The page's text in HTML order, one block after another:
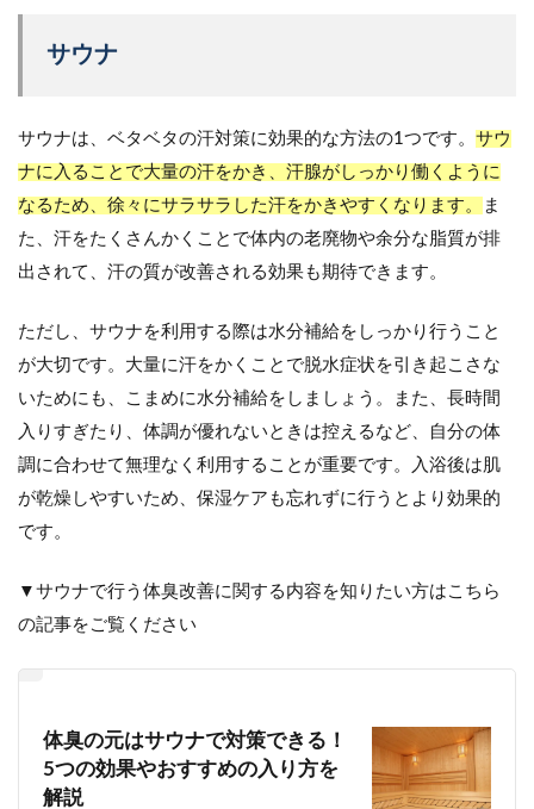
サウナ
サウナは、ベタベタの汗対策に効果的な方法の1つです。 サウ
ナに入ることで大量の汗をかき、汗腺がしっかり働くように
なるため、徐々にサラサラした汗をかきやすくなります。
ま
た、汗をたくさんかくことで体内の老廃物や余分な脂質が排
出されて、汗の質が改善される効果も期待できます。
ただし、サウナを利用する際は水分補給をしっかり行うこと
が大切です。大量に汗をかくことで脱水症状を引き起こさな
いためにも、こまめに水分補給をしましょう。また、長時間
入りすぎたり、体調が優れないときは控えるなど、自分の体
調に合わせて無理なく利用することが重要です。入浴後は肌
が乾燥しやすいため、保湿ケアも忘れずに行うとより効果的
です。
▼サウナで行う体臭改善に関する内容を知りたい方はこちら
の記事をご覧ください
体臭の元はサウナで対策できる！
5つの効果やおすすめの入り方を
解説